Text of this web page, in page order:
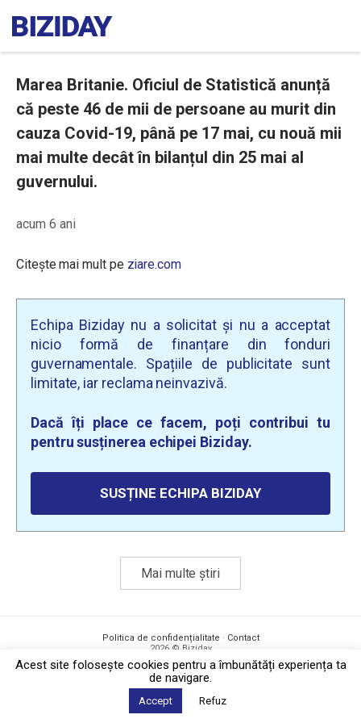
Marea Britanie. Oficiul de Statistică anunță
că peste 46 de mii de persoane au murit din
cauza Covid-19, până pe 17 mai, cu nouă mii
mai multe decât în bilanțul din 25 mai al
guvernului.
acum 6 ani
Citește mai mult pe ziare.com
Echipa Biziday nu a solicitat și nu a acceptat
nicio formă de finanțare din fonduri
guvernamentale. Spațiile de publicitate sunt
limitate, iar reclama neinvazivă.
Dacă îți place ce facem, poți contribui tu
pentru susținerea echipei Biziday.
SUSȚINE ECHIPA BIZIDAY
Mai multe știri
Politica de confidențialitate · Contact
2026 © Biziday
Acest site foloseşte cookies pentru a îmbunătăți experiența ta
de navigare.
Accept Refuz